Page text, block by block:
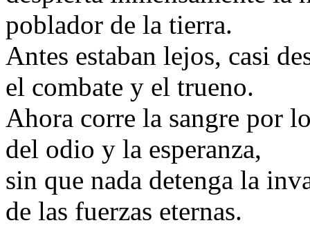
poblador de la tierra.
Antes estaban lejos, casi
el combate y el trueno.
Ahora corre la sangre por
del odio y la esperanza,
sin que nada detenga la
de las fuerzas eternas.